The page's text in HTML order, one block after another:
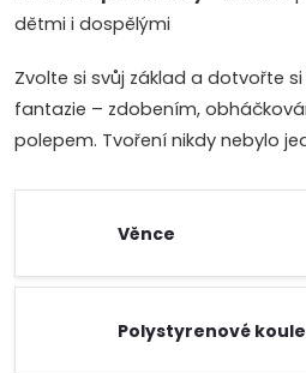
dětmi i dospělými
Zvolte si svůj základ a dotvořte
fantazie – zdobením,
polepem. Tvoření nikdy nebylo
Věnce
Polystyrenové